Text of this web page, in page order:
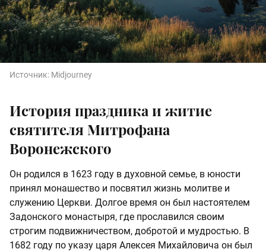
Источник: Midjourney
История праздника и житие
святителя Митрофана
Воронежского
Он родился в 1623 году в духовной семье, в юности
принял монашество и посвятил жизнь молитве и
служению Церкви. Долгое время он был настоятелем
Задонского монастыря, где прославился своим
строгим подвижничеством, добротой и мудростью. В
1682 году по указу царя Алексея Михайловича он был